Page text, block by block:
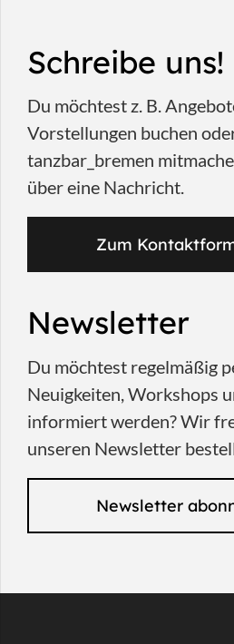
Schreibe uns!
Du möchtest z. B.
Vorstellungen buchen
tanzbar_bremen
über eine Nachricht.
Zum
Newsletter
Du möchtest regelmäßig
Neuigkeiten, Workshops
informiert werden? Wir
unseren Newsletter
Newsletter